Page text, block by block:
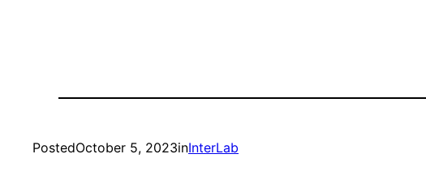
PostedOctober 5, 2023inInterLab